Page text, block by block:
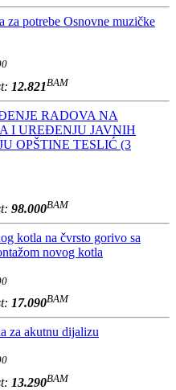
za potrebe Osnovne muzičke
12.821BAM
RADOVA NA
I UREĐENJU JAVNIH
OPŠTINE TESLIĆ (3
98.000BAM
kotla na čvrsto gorivo sa
novog kotla
17.090BAM
za akutnu dijalizu
13.290BAM